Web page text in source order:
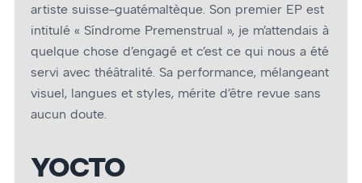
artiste suisse-guatémaltèque. Son premier EP est
intitulé « Síndrome Premenstrual », je m’attendais à
quelque chose d’engagé et c’est ce qui nous a été
servi avec théâtralité. Sa performance, mélangeant
visuel, langues et styles, mérite d’être revue sans
aucun doute.
YOCTO